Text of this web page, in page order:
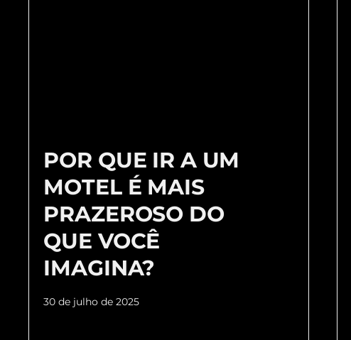
POR QUE IR A UM
MOTEL É MAIS
PRAZEROSO DO
QUE VOCÊ
IMAGINA?
30 de julho de 2025